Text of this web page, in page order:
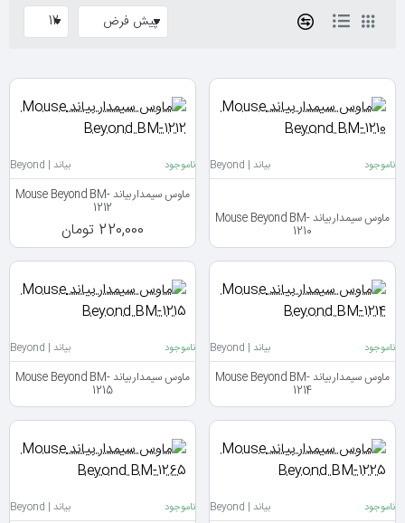
ناموجود بیاند | Beyond
ماوس سیمدار بیاند Mouse Beyond BM-
1210
ناموجود بیاند | Beyond
ماوس سیمدار بیاند Mouse Beyond BM-
1212
220,000 تومان
ناموجود بیاند | Beyond
ماوس سیمدار بیاند Mouse Beyond BM-
1214
ناموجود بیاند | Beyond
ماوس سیمدار بیاند Mouse Beyond BM-
1215
ناموجود بیاند | Beyond ناموجود بیاند | Beyond